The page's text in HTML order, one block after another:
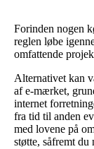
Forinden nogen
reglen løbe
omfattende
Alternativet kan
af e-mærket,
internet
fra tid til anden
med lovene på
støtte, såfremt